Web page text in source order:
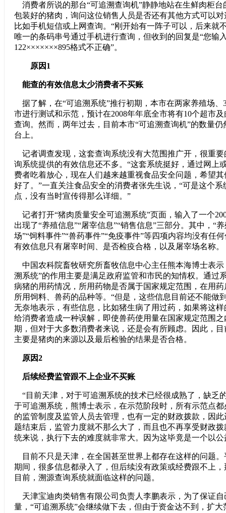
消费者所说的那台“可追溯查询机”静静地站在生鲜肉柜台
包装好的猪肉，询问这位销售人员是否还有其他方式可以
比如手机短信或上网查询。“刚开始有一阵子可以，后来就
唯一的条码串号通过手机进行查询，但收到的回复是“您输
122×××××××895格式不正确”。
原因1
能查的有效信息太少消费者不买账
据了解，在“可追溯系统”推行初期，本市在两家养殖场、
市进行测试和示范，预计在2008年年底全市将有10个超市
查询。然而，两年过去，目前本市“可追溯查询机”的数量
台上。
记者调查发现，这套查询系统没有大范围推广开，很重
询系统提供的有效信息还不多。“这套系统挺好，通过网上
费者吃着放心，现在人们越来越重视食品安全问题，希望
好了。”一直关注食品安全的消费者张先生说，“可是这个
点，没有当时宣传得那么详细。”
记者打开“猪肉质量安全可追溯系统”页面，输入了一个
出现了“养殖信息”“屠宰信息”“销售信息”三部分。其中，“
场”“饲料事件”“兽药事件”“免疫事件”等四项内容均没有任
有效信息只有屠宰时间、是否检疫合格，以及屠宰场名称。
中国农科院畜牧研究所畜牧信息中心主任熊本海博士表示
溯系统”的作用主要是满足政府监管和市民的知情权。通过
病猪的用药情况，所用药物是否属于国家规定范围，在用
所用饲料、兽药的品种等。“但是，这些信息目前还不能做
无奈地表示，有些信息，比如猪生病了用过药，如果将这
给消费者造成一种误解，即使兽药使用量在国家规定范围
期，但对于大多数消费者来说，还是会有所顾虑。因此，
主要是猪肉的来源以及最后检验的结果是否合格。
原因2
后续经费监管跟不上企业不买账
“目前天津，对于可追溯系统的技术已经很成熟了，缺乏
于可追溯系统，熊博士表示，在示范阶段时，所有示范点
的监管制度及监管人员去管理，也有一定的财政拨款，因
题结束后，监管力度就不那么大了，而且也不再享受财政
统来说，执行下去的难度就非常大。因为这毕竟是一个以
目前不只是天津，在全国甚至世界上都存在这样的问题
期间，很多信息都录入了，但后续没有政策或经费跟不上
目前，溯源查询系统就面临这样的问题。
天津宝迪肉类销售有限公司负责人李鹏表示，为了保证自
量，“可追溯系统”会继续做下去，但由于资金达不到，扩